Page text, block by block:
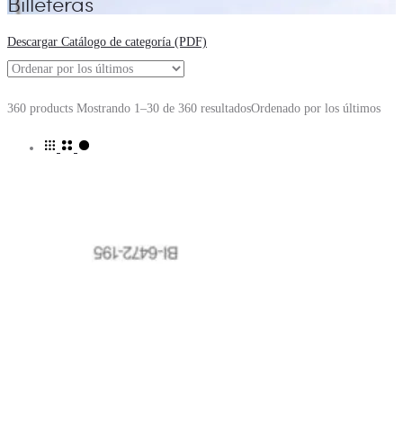
Descargar Catálogo de categoría (PDF)
360 products Mostrando 1–30 de 360 resultadosOrdenado por los últimos